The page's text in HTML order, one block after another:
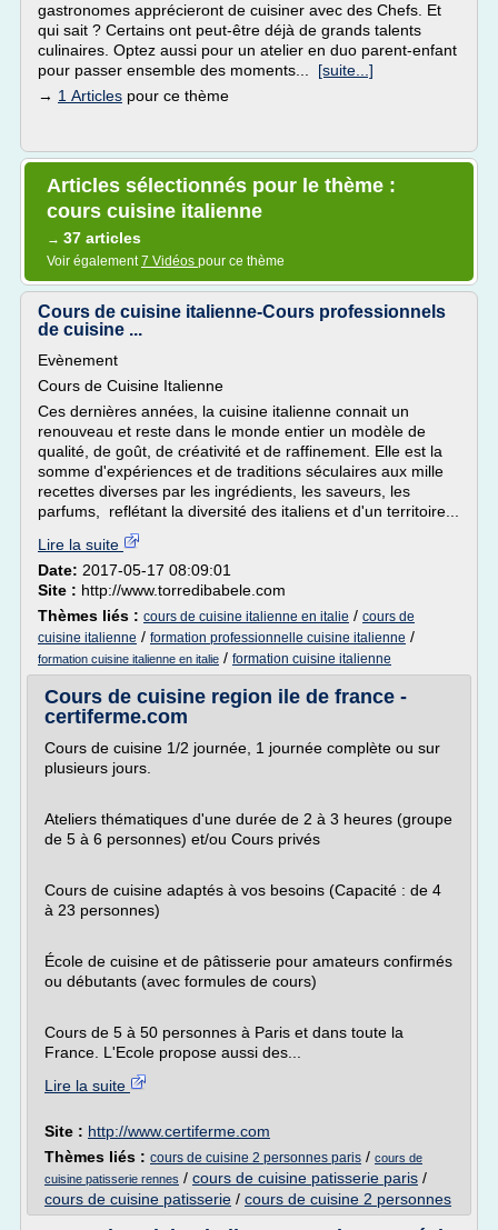
gastronomes apprécieront de cuisiner avec des Chefs. Et
qui sait ? Certains ont peut-être déjà de grands talents
culinaires. Optez aussi pour un atelier en duo parent-enfant
pour passer ensemble des moments... [suite...]
→ 1 Articles pour ce thème
Articles sélectionnés pour le thème :
cours cuisine italienne
→ 37 articles
Voir également7 Vidéos pour ce thème
Cours de cuisine italienne-Cours professionnels
de cuisine ...
Evènement
Cours de Cuisine Italienne
Ces dernières années, la cuisine italienne connait un
renouveau et reste dans le monde entier un modèle de
qualité, de goût, de créativité et de raffinement. Elle est la
somme d'expériences et de traditions séculaires aux mille
recettes diverses par les ingrédients, les saveurs, les
parfums, reflétant la diversité des italiens et d'un territoire...
Lire la suite
Date: 2017-05-17 08:09:01
Site : http://www.torredibabele.com
Thèmes liés : cours de cuisine italienne en italie / cours de
cuisine italienne / formation professionnelle cuisine italienne /
formation cuisine italienne en italie / formation cuisine italienne
Cours de cuisine region ile de france -
certiferme.com
Cours de cuisine 1/2 journée, 1 journée complète ou sur
plusieurs jours.
Ateliers thématiques d'une durée de 2 à 3 heures (groupe
de 5 à 6 personnes) et/ou Cours privés
Cours de cuisine adaptés à vos besoins (Capacité : de 4
à 23 personnes)
École de cuisine et de pâtisserie pour amateurs confirmés
ou débutants (avec formules de cours)
Cours de 5 à 50 personnes à Paris et dans toute la
France. L'Ecole propose aussi des...
Lire la suite
Site : http://www.certiferme.com
Thèmes liés : cours de cuisine 2 personnes paris / cours de
cuisine patisserie rennes / cours de cuisine patisserie paris /
cours de cuisine patisserie / cours de cuisine 2 personnes